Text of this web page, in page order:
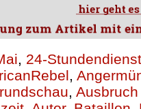
, 24-Stundendienst
,
,